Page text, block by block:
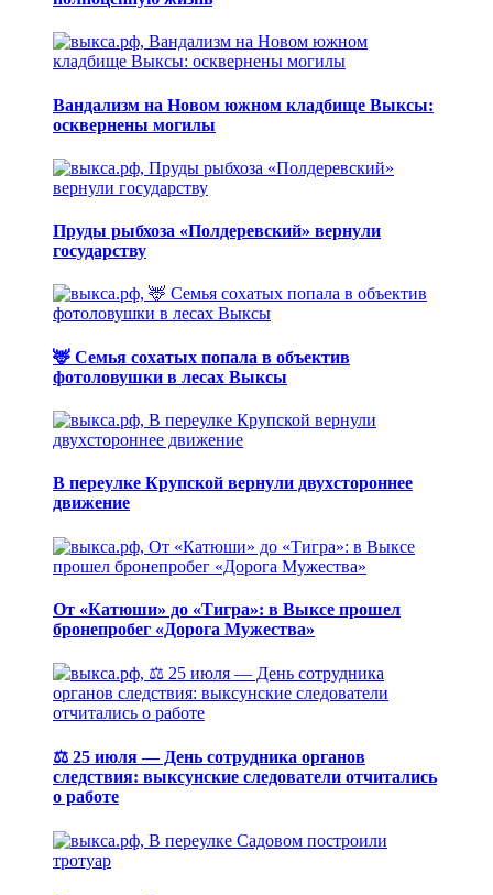
Вандализм на Новом южном кладбище Выксы:
осквернены могилы
Пруды рыбхоза «Полдеревский» вернули
государству
🦌 Семья сохатых попала в объектив
фотоловушки в лесах Выксы
В переулке Крупской вернули двухстороннее
движение
От «Катюши» до «Тигра»: в Выксе прошел
бронепробег «Дорога Мужества»
⚖️ 25 июля — День сотрудника органов
следствия: выксунские следователи отчитались
о работе